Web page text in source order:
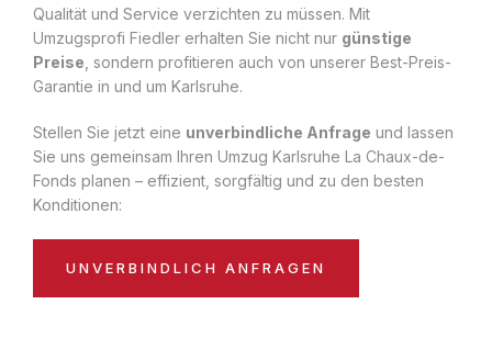
Qualität und Service verzichten zu müssen. Mit
Umzugsprofi Fiedler erhalten Sie nicht nur günstige
Preise , sondern profitieren auch von unserer Best-Preis-
Garantie in und um Karlsruhe.
Stellen Sie jetzt eine unverbindliche Anfrage und lassen
Sie uns gemeinsam Ihren Umzug Karlsruhe La Chaux-de-
Fonds planen – effizient, sorgfältig und zu den besten
Konditionen:
UNVERBINDLICH ANFRAGEN